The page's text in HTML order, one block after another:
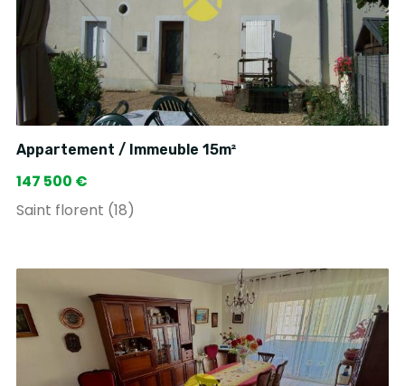
Appartement / Immeuble 15m²
147 500 €
Saint florent (18)